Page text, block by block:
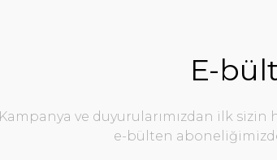
E-
Kampanya ve duyurularımızdan ilk
e-bülten